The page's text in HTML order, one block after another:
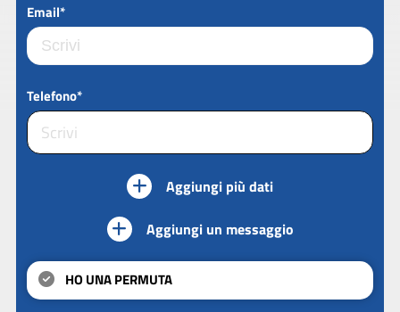
Email*
Telefono*
Aggiungi più dati
Aggiungi un messaggio
HO UNA PERMUTA